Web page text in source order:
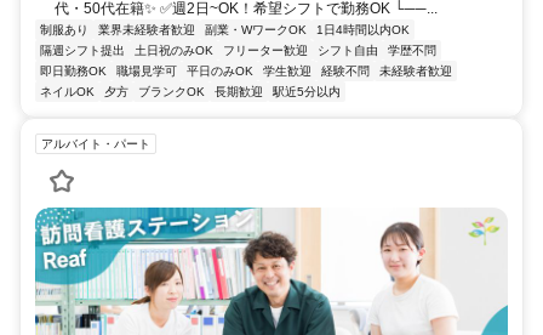
代・50代在籍✨ ✅週2日~OK！希望シフトで勤務OK └──...
制服あり 業界未経験者歓迎 副業・WワークOK
1日4時間以内OK
隔週シフト提出
土日祝のみOK フリーター歓迎 シフト自由
学歴不問
即日勤務OK
職場見学可 平日のみOK 学生歓迎 経験不問
未経験者歓迎
ネイルOK
夕方 ブランクOK 長期歓迎 駅近5分以内
アルバイト・パート